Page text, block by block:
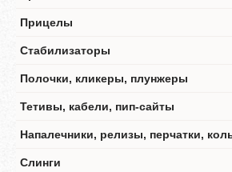
Прицелы
Стабилизаторы
Полочки, кликеры, плунжеры
Тетивы, кабели, пип-сайты
Напалечники, релизы, перчатки,
Слинги